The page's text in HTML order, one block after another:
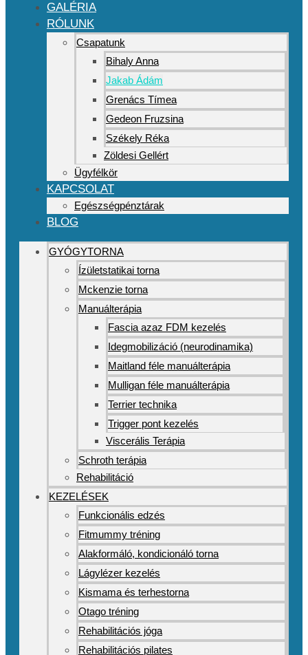
GALÉRIA
RÓLUNK
Csapatunk
Bihaly Anna
Jakab Ádám
Grenács Tímea
Gedeon Fruzsina
Székely Réka
Zöldesi Gellért
Ügyfélkör
KAPCSOLAT
Egészségpénztárak
BLOG
GYÓGYTORNA
Ízületstatikai torna
Mckenzie torna
Manuálterápia
Fascia azaz FDM kezelés
Idegmobilizáció (neurodinamika)
Maitland féle manuálterápia
Mulligan féle manuálterápia
Terrier technika
Trigger pont kezelés
Viscerális Terápia
Schroth terápia
Rehabilitáció
KEZELÉSEK
Funkcionális edzés
Fitmummy tréning
Alakformáló, kondicionáló torna
Lágylézer kezelés
Kismama és terhestorna
Otago tréning
Rehabilitációs jóga
Rehabilitációs pilates